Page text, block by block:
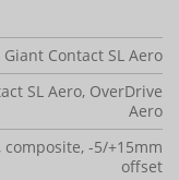
Giant Contact SL Aero
SL Aero, OverDrive
Aero
composite, -5/+15mm
offset